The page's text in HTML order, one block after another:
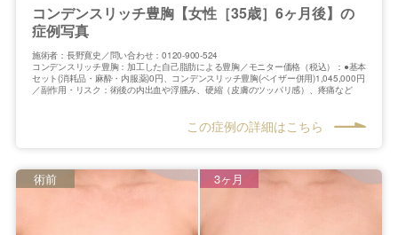
コンデンスリッチ豊胸【女性［35歳］6ヶ月後】の
症例写真
施術者：長野寛史／問い合わせ：0120-900-524
コンデンスリッチ豊胸：加工した自己脂肪による豊胸／モニター価格（税込）：●基本
セット(消耗品・麻酔・内服薬)0円、コンデンスリッチ豊胸(ベイザー併用)1,045,000円
／副作用・リスク：術後の内出血や浮腫み、硬縮（皮膚のツッパリ感）、疼痛など
この症例の詳細はこちら
術前 3ヶ月